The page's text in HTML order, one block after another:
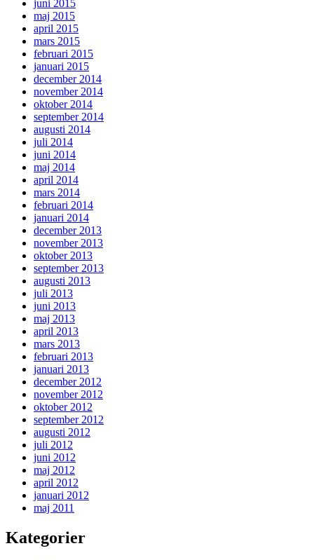
juni 2015
maj 2015
april 2015
mars 2015
februari 2015
januari 2015
december 2014
november 2014
oktober 2014
september 2014
augusti 2014
juli 2014
juni 2014
maj 2014
april 2014
mars 2014
februari 2014
januari 2014
december 2013
november 2013
oktober 2013
september 2013
augusti 2013
juli 2013
juni 2013
maj 2013
april 2013
mars 2013
februari 2013
januari 2013
december 2012
november 2012
oktober 2012
september 2012
augusti 2012
juli 2012
juni 2012
maj 2012
april 2012
januari 2012
maj 2011
Kategorier